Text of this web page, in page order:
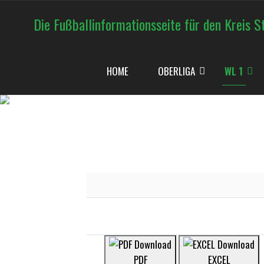
Die Fußballinformationsseite für den Kreis
HOME OBERLIGA WL 1
PDF
EXCEL